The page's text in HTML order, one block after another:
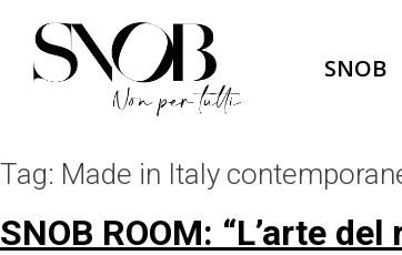
content
SNOB
Tag: Made in Italy
SNOB ROOM: “L’arte